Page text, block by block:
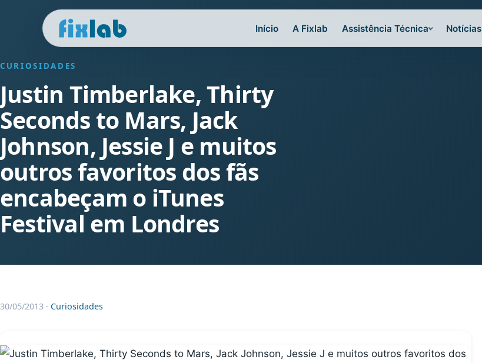
Início A Fixlab Assistência Técnica Notícias
CURIOSIDADES
Justin Timberlake, Thirty
Seconds to Mars, Jack
Johnson, Jessie J e muitos
outros favoritos dos fãs
encabeçam o iTunes
Festival em Londres
30/05/2013 · Curiosidades